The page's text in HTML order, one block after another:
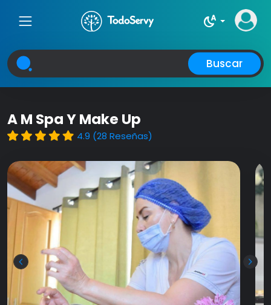
night_sight_auto
Buscar
A M Spa Y Make Up
4.9 (28 Reseñas)